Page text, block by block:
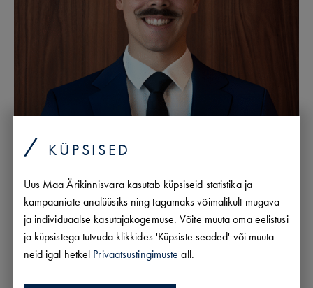
KÜPSISED
Uus Maa Ärikinnisvara kasutab küpsiseid statistika ja
kampaaniate analüüsiks ning tagamaks võimalikult mugava
ja individuaalse kasutajakogemuse. Võite muuta oma eelistusi
ja küpsistega tutvuda klikkides 'Küpsiste seaded' või muuta
neid igal hetkel Privaatsustingimuste all.